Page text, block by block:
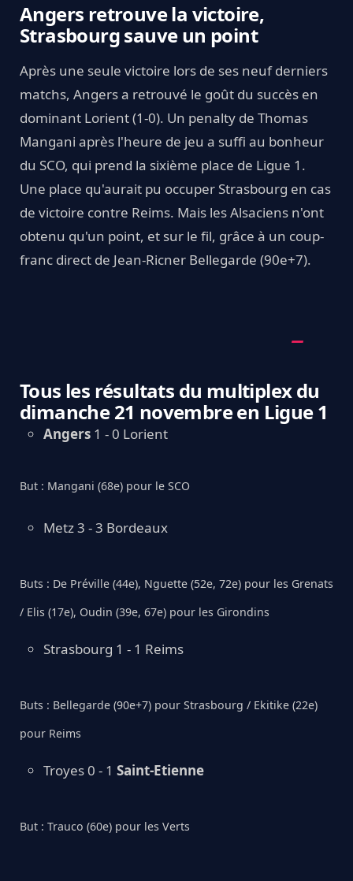
Angers retrouve la victoire,
Strasbourg sauve un point
Après une seule victoire lors de ses neuf derniers
matchs, Angers a retrouvé le goût du succès en
dominant Lorient (1-0). Un penalty de Thomas
Mangani après l'heure de jeu a suffi au bonheur
du SCO, qui prend la sixième place de Ligue 1.
Une place qu'aurait pu occuper Strasbourg en cas
de victoire contre Reims. Mais les Alsaciens n'ont
obtenu qu'un point, et sur le fil, grâce à un coup-
franc direct de Jean-Ricner Bellegarde (90e+7).
Tous les résultats du multiplex du
dimanche 21 novembre en Ligue 1
Angers 1 - 0 Lorient
But : Mangani (68e) pour le SCO
Metz 3 - 3 Bordeaux
Buts : De Préville (44e), Nguette (52e, 72e) pour les Grenats
/ Elis (17e), Oudin (39e, 67e) pour les Girondins
Strasbourg 1 - 1 Reims
Buts : Bellegarde (90e+7) pour Strasbourg / Ekitike (22e)
pour Reims
Troyes 0 - 1 Saint-Etienne
But : Trauco (60e) pour les Verts